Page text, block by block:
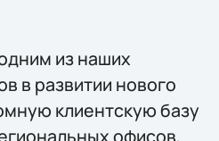
из наших
в развитии нового
клиентскую базу
офисов,